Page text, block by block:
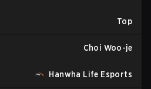
Top
Choi Woo-je
Hanwha Life Esports